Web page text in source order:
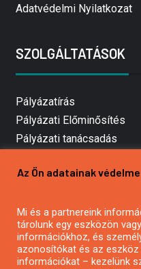
Adatvédelmi Nyilatkozat
SZOLGÁLTATÁSOK
Pályázatírás
Pályázati Előminősítés
Pályázati tanácsadás
Mezőgazdasági
Pályázatírás civil
Pályázatírás
Pályázatfigyelés
Az Ön adatainak
Mi és a partnereink
tárolunk egy eszközön
információkhoz, és
azonosítókat és az
információkat – kezelünk